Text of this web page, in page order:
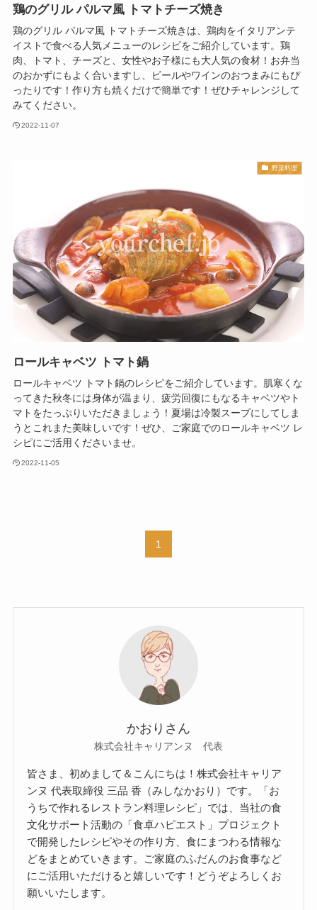
鶏のグリル パルマ風 トマトチーズ焼き
鶏のグリル パルマ風 トマトチーズ焼きは、鶏肉をイタリアンテ
イストで食べる人気メニューのレシピをご紹介しています。鶏
肉、トマト、チーズと、女性やお子様にも大人気の食材！お弁当
のおかずにもよく合いますし、ビールやワインのおつまみにもぴ
ったりです！作り方も焼くだけで簡単です！ぜひチャレンジして
みてください。
2022-11-07
野菜料理
ロールキャベツ トマト鍋
ロールキャベツ トマト鍋のレシピをご紹介しています。肌寒くな
ってきた秋冬には身体が温まり、疲労回復にもなるキャベツやト
マトをたっぷりいただきましょう！夏場は冷製スープにしてしま
うとこれまた美味しいです！ぜひ、ご家庭でのロールキャベツ レ
シピにご活用くださいませ。
2022-11-05
1
かおりさん
株式会社キャリアンヌ 代表
皆さま、初めまして＆こんにちは！株式会社キャリア
ンヌ 代表取締役 三品 香（みしなかおり）です。「お
うちで作れるレストラン料理レシピ」では、当社の食
文化サポート活動の「食卓ハピエスト」プロジェクト
で開発したレシピやその作り方、食にまつわる情報な
どをまとめていきます。ご家庭のふだんのお食事など
にご活用いただけると嬉しいです！どうぞよろしくお
願いいたします。